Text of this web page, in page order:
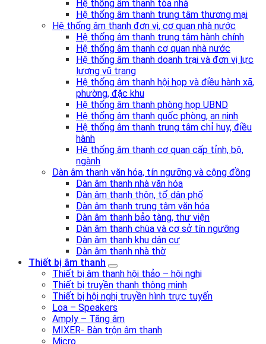
Hệ thống âm thanh tòa nhà
Hệ thống âm thanh trung tâm thương mại
Hệ thống âm thanh đơn vị, cơ quan nhà nước
Hệ thống âm thanh trung tâm hành chính
Hệ thống âm thanh cơ quan nhà nước
Hệ thống âm thanh doanh trại và đơn vị lực
lượng vũ trang
Hệ thống âm thanh hội họp và điều hành xã,
phường, đặc khu
Hệ thống âm thanh phòng họp UBND
Hệ thống âm thanh quốc phòng, an ninh
Hệ thống âm thanh trung tâm chỉ huy, điều
hành
Hệ thống âm thanh cơ quan cấp tỉnh, bộ,
ngành
Dàn âm thanh văn hóa, tín ngưỡng và cộng đồng
Dàn âm thanh nhà văn hóa
Dàn âm thanh thôn, tổ dân phố
Dàn âm thanh trung tâm văn hóa
Dàn âm thanh bảo tàng, thư viện
Dàn âm thanh chùa và cơ sở tín ngưỡng
Dàn âm thanh khu dân cư
Dàn âm thanh nhà thờ
Thiết bị âm thanh
Thiết bị âm thanh hội thảo – hội nghị
Thiết bị truyền thanh thông minh
Thiết bị hội nghị truyền hình trực tuyến
Loa – Speakers
Amply – Tăng âm
MIXER- Bàn trộn âm thanh
Micro